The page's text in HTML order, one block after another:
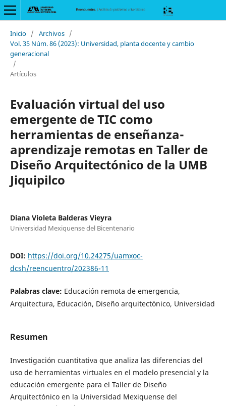
Inicio / Archivos /
Vol. 35 Núm. 86 (2023): Universidad, planta docente y cambio
generacional
/
Artículos
Evaluación virtual del uso
emergente de TIC como
herramientas de enseñanza-
aprendizaje remotas en Taller de
Diseño Arquitectónico de la UMB
Jiquipilco
Diana Violeta Balderas Vieyra
Universidad Mexiquense del Bicentenario
DOI: https://doi.org/10.24275/uamxoc-
dcsh/reencuentro/202386-11
Palabras clave: Educación remota de emergencia,
Arquitectura, Educación, Diseño arquitectónico, Universidad
Resumen
Investigación cuantitativa que analiza las diferencias del
uso de herramientas virtuales en el modelo presencial y la
educación emergente para el Taller de Diseño
Arquitectónico en la Universidad Mexiquense del